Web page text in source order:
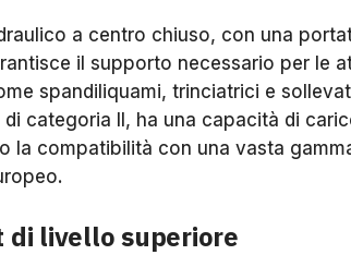
a centro chiuso, con una
il supporto necessario per le
spandiliquami, trinciatrici e
categoria II, ha una capacità di
la compatibilità con una vasta
di livello superiore